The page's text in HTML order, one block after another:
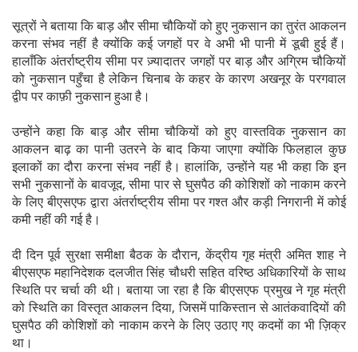
सूत्रों ने बताया कि बाड़ और सीमा चौकियों को हुए नुकसान का तुरंत आकलन
करना संभव नहीं है क्योंकि कई जगहों पर वे अभी भी पानी में डूबी हुई हैं।
हालाँकि अंतर्राष्ट्रीय सीमा पर ज़्यादातर जगहों पर बाड़ और अग्रिम चौकियों
को नुकसान पहुँचा है लेकिन चिनाब के कहर के कारण अखनूर के परगवाल
द्वीप पर काफ़ी नुकसान हुआ है।
उन्होंने कहा कि बाड़ और सीमा चौकियों को हुए वास्तविक नुकसान का
आकलन बाढ़ का पानी उतरने के बाद किया जाएगा क्योंकि फिलहाल कुछ
इलाकों का दौरा करना संभव नहीं है। हालांकि, उन्होंने यह भी कहा कि इन
सभी नुकसानों के बावजूद, सीमा पार से घुसपैठ की कोशिशों को नाकाम करने
के लिए बीएसएफ द्वारा अंतर्राष्ट्रीय सीमा पर गश्त और कड़ी निगरानी में कोई
कमी नहीं की गई है।
दी दिन पूर्व सुरक्षा समीक्षा बैठक के दौरान, केंद्रीय गृह मंत्री अमित शाह ने
बीएसएफ महानिदेशक दलजीत सिंह चौधरी सहित वरिष्ठ अधिकारियों के साथ
स्थिति पर चर्चा की थी। बताया जा रहा है कि बीएसएफ प्रमुख ने गृह मंत्री
को स्थिति का विस्तृत आकलन दिया, जिसमें पाकिस्तान से आतंकवादियों की
घुसपैठ की कोशिशों को नाकाम करने के लिए उठाए गए कदमों का भी ज़िक्र
था।